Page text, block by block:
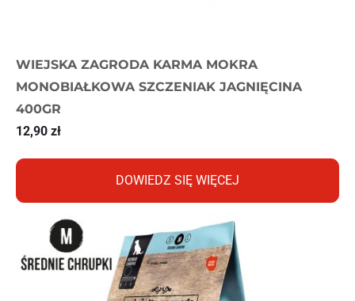
WIEJSKA ZAGRODA KARMA MOKRA
MONOBIAŁKOWA SZCZENIAK JAGNIĘCINA
400GR
12,90 zł
DOWIEDZ SIĘ WIĘCEJ